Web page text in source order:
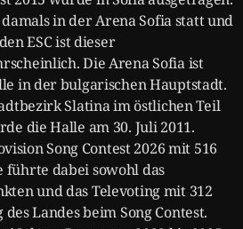
in der Arena Sofia statt und
ESC ist dieser
Die Arena Sofia ist
in der bulgarischen Hauptstadt.
Slatina im östlichen Teil
die Halle am 30. Juli 2011.
Song Contest 2026 mit 516
führte dabei sowohl das
und das Televoting mit 312
Landes beim Song Contest.